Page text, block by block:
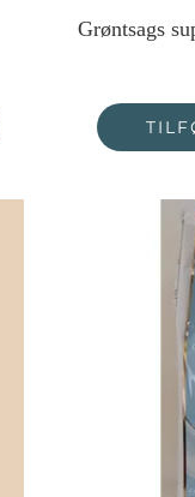
Grøntsags